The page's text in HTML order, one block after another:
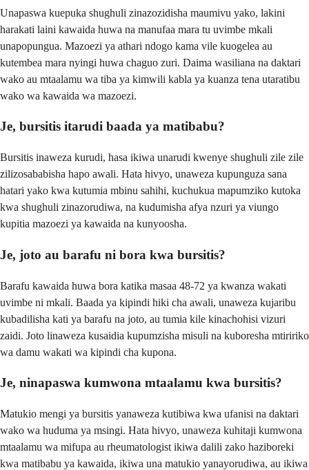
Unapaswa kuepuka shughuli zinazozidisha maumivu yako, lakini
harakati laini kawaida huwa na manufaa mara tu uvimbe mkali
unapopungua. Mazoezi ya athari ndogo kama vile kuogelea au
kutembea mara nyingi huwa chaguo zuri. Daima wasiliana na daktari
wako au mtaalamu wa tiba ya kimwili kabla ya kuanza tena utaratibu
wako wa kawaida wa mazoezi.
Je, bursitis itarudi baada ya matibabu?
Bursitis inaweza kurudi, hasa ikiwa unarudi kwenye shughuli zile zile
zilizosababisha hapo awali. Hata hivyo, unaweza kupunguza sana
hatari yako kwa kutumia mbinu sahihi, kuchukua mapumziko kutoka
kwa shughuli zinazorudiwa, na kudumisha afya nzuri ya viungo
kupitia mazoezi ya kawaida na kunyoosha.
Je, joto au barafu ni bora kwa bursitis?
Barafu kawaida huwa bora katika masaa 48-72 ya kwanza wakati
uvimbe ni mkali. Baada ya kipindi hiki cha awali, unaweza kujaribu
kubadilisha kati ya barafu na joto, au tumia kile kinachohisi vizuri
zaidi. Joto linaweza kusaidia kupumzisha misuli na kuboresha mtiririko
wa damu wakati wa kipindi cha kupona.
Je, ninapaswa kumwona mtaalamu kwa bursitis?
Matukio mengi ya bursitis yanaweza kutibiwa kwa ufanisi na daktari
wako wa huduma ya msingi. Hata hivyo, unaweza kuhitaji kumwona
mtaalamu wa mifupa au rheumatologist ikiwa dalili zako haziboreki
kwa matibabu ya kawaida, ikiwa una matukio yanayorudiwa, au ikiwa